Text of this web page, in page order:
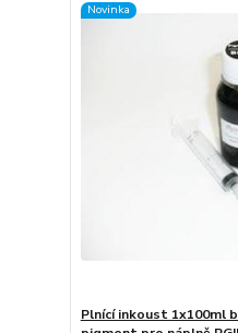
Novinka
Plnící inkoust 1x100ml